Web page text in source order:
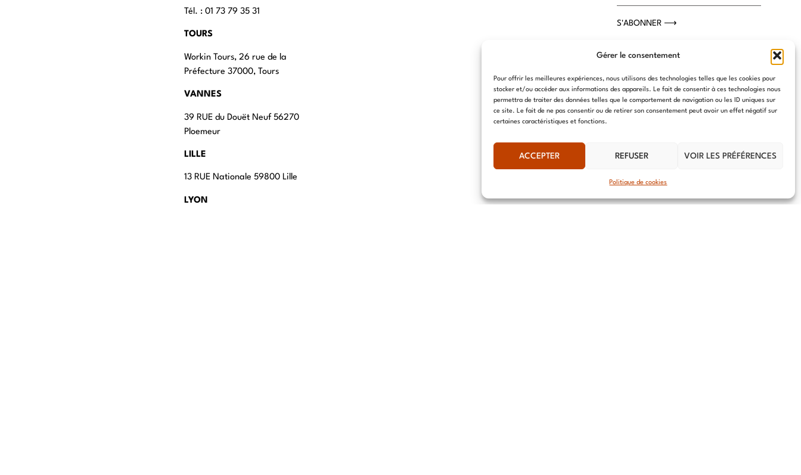
Gérer le consentement
Pour offrir les meilleures expériences, nous utilisons des technologies telles que les cookies pour
stocker et/ou accéder aux informations des appareils. Le fait de consentir à ces technologies nous
permettra de traiter des données telles que le comportement de navigation ou les ID uniques sur
ce site. Le fait de ne pas consentir ou de retirer son consentement peut avoir un effet négatif sur
certaines caractéristiques et fonctions.
ACCEPTER REFUSER VOIR LES PRÉFÉRENCES
Politique de cookies
Tél. : 01 73 79 35 31
TOURS
Workin Tours, 26 rue de la
Préfecture 37000, Tours
VANNES
39 RUE du Douët Neuf 56270
Ploemeur
LILLE
13 RUE Nationale 59800 Lille
LYON
S'ABONNER ⟶